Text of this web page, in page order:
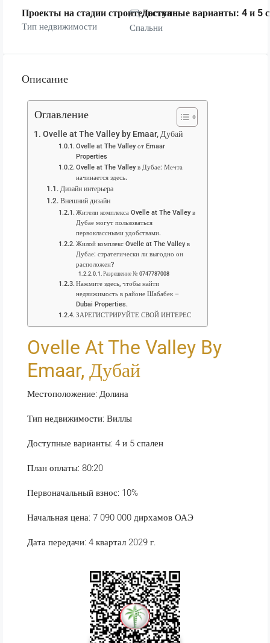
Проекты на стадии строительства
Тип недвижимости
Доступные варианты: 4 и 5
Спальни
Описание
Оглавление
Ovelle at The Valley by Emaar, Дубай
Ovelle at The Valley от Emaar
Properties
Ovelle at The Valley в Дубае: Мечта
начинается здесь.
Дизайн интерьера
Внешний дизайн
Жители комплекса Ovelle at The Valley в
Дубае могут пользоваться
первоклассными удобствами.
Жилой комплекс Ovelle at The Valley в
Дубае: стратегически ли выгодно он
расположен?
Разрешение № 0747787008
Нажмите здесь, чтобы найти
недвижимость в районе Шабабек –
Dubai Properties.
ЗАРЕГИСТРИРУЙТЕ СВОЙ ИНТЕРЕС
Ovelle At The Valley By
Emaar, Дубай
Местоположение: Долина
Тип недвижимости: Виллы
Доступные варианты: 4 и 5 спален
План оплаты: 80:20
Первоначальный взнос: 10%
Начальная цена: 7 090 000 дирхамов ОАЭ
Дата передачи: 4 квартал 2029 г.